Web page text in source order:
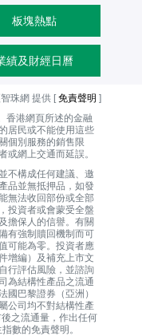
板塊熱點
績及財經日曆
珠網 提供 [免責聲明 ]
香港網頁所述的金融
居民或不能使用這些
個別服務的銷售限
或網上交通而延誤。
不構成任何建議、邀
品並無抵押品，如發
無法收回部份或全部
投資者或會蒙受全盤
擔保人的信譽。有關
有強制贖回機制而可
可能為零。投資者應
增編）及補充上市文
行評估風險，並諮詢
為結構性產品之流通
國巴黎證券（亞洲）
公司均不對結構性產
之流通量，作出任何
數的免責聲明。